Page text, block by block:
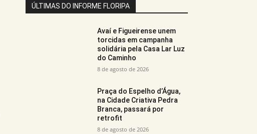
ÚLTIMAS DO INFORME FLORIPA
Avaí e Figueirense unem
torcidas em campanha
solidária pela Casa Lar Luz
do Caminho
8 de agosto de 2026
Praça do Espelho d’Água,
na Cidade Criativa Pedra
Branca, passará por
retrofit
8 de agosto de 2026